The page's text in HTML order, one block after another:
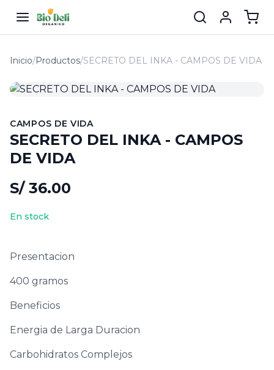
Inicio/Productos/SECRETO DEL INKA - CAMPOS DE VIDA
CAMPOS DE VIDA
SECRETO DEL INKA - CAMPOS
DE VIDA
S/ 36.00
En stock
Presentacion
400 gramos
Beneficios
Energia de Larga Duracion
Carbohidratos Complejos